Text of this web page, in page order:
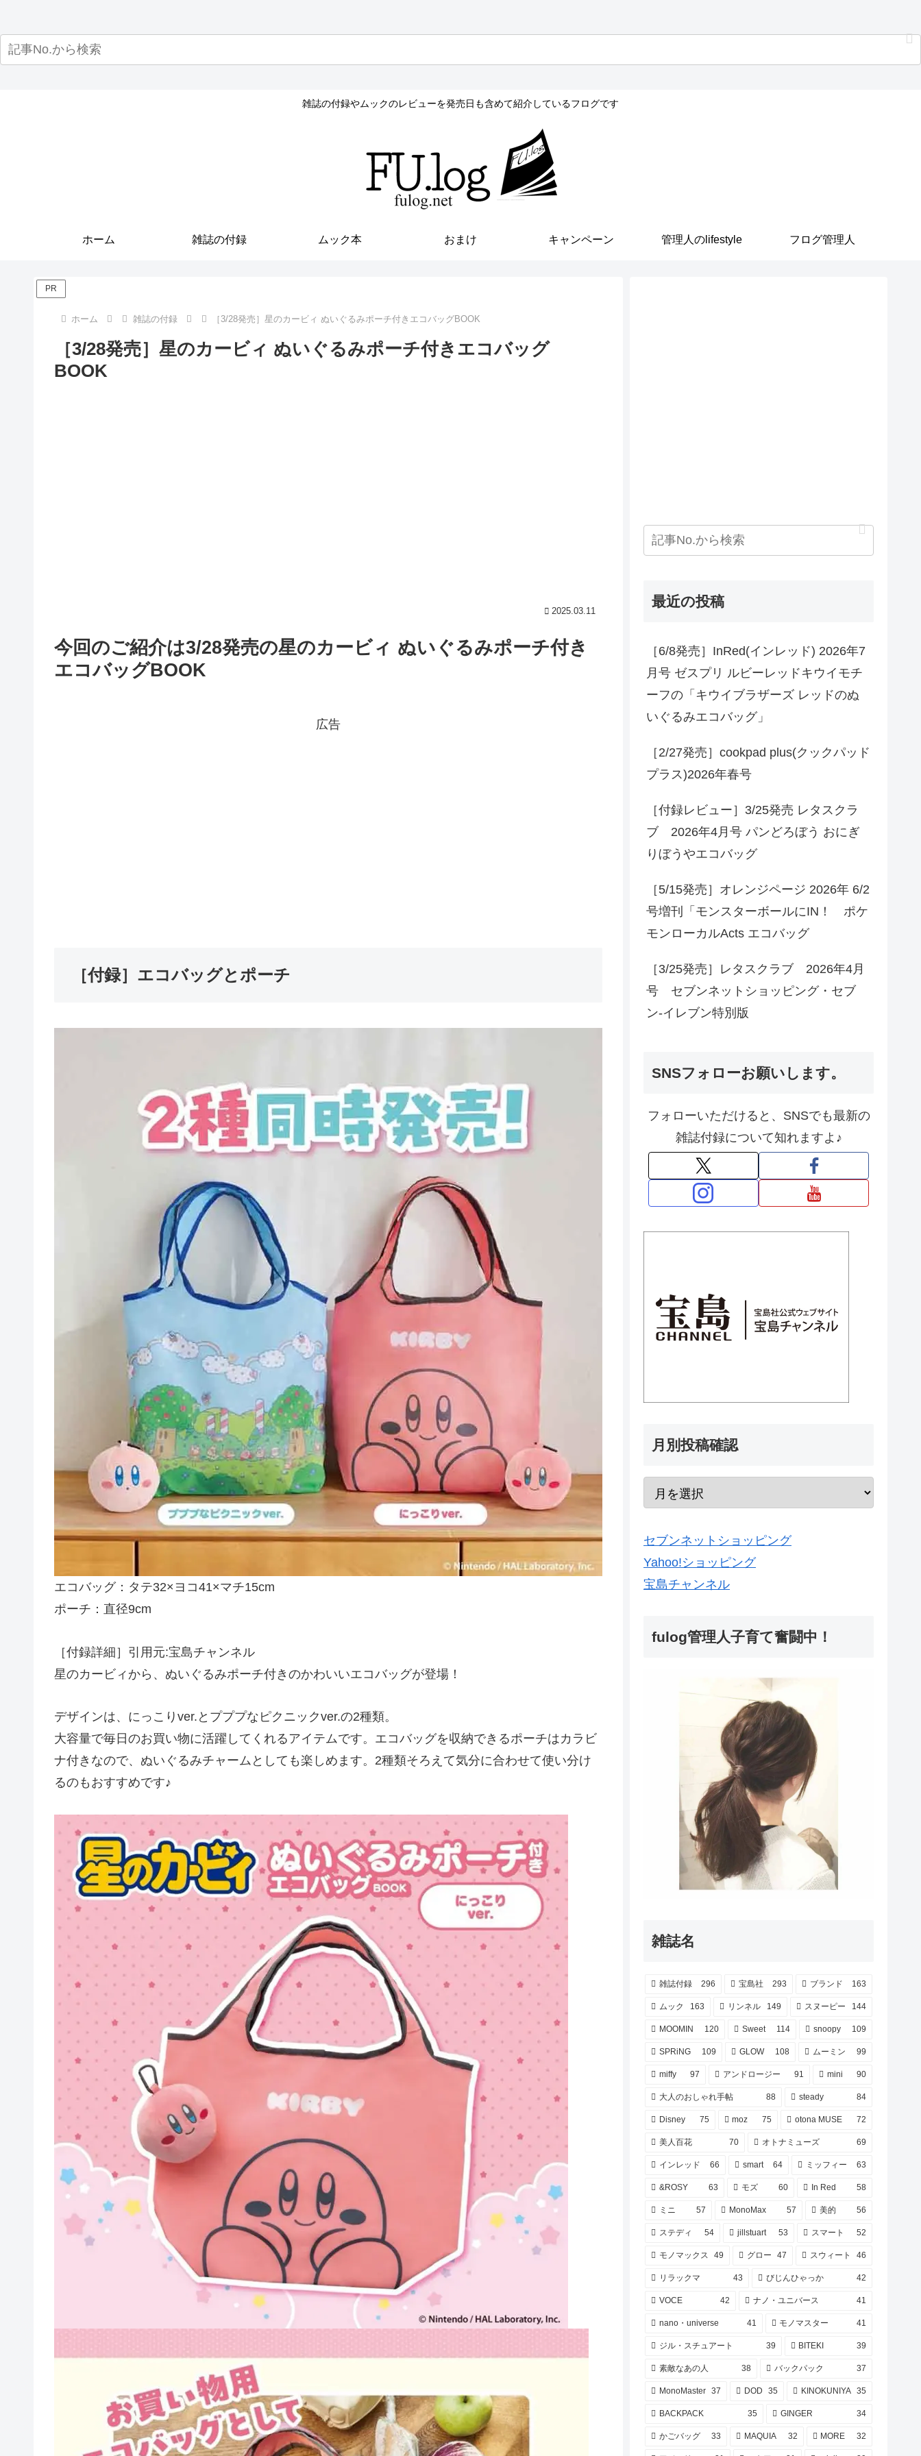
雑誌の付録やムックのレビューを発売日も含めて紹介しているフログです
ホーム 雑誌の付録 ムック本 おまけ キャンペーン 管理人のlifestyle フログ管理人
PR
ホーム 雑誌の付録 ［3/28発売］星のカービィ ぬいぐるみポーチ付きエコバッグBOOK
［3/28発売］星のカービィ ぬいぐるみポーチ付きエコバッグ
BOOK
2025.03.11
今回のご紹介は3/28発売の星のカービィ ぬいぐるみポーチ付き
エコバッグBOOK
広告
［付録］エコバッグとポーチ
エコバッグ：タテ32×ヨコ41×マチ15cm
ポーチ：直径9cm
［付録詳細］引用元:宝島チャンネル
星のカービィから、ぬいぐるみポーチ付きのかわいいエコバッグが登場！
デザインは、にっこりver.とプププなピクニックver.の2種類。
大容量で毎日のお買い物に活躍してくれるアイテムです。エコバッグを収納できるポーチはカラビ
ナ付きなので、ぬいぐるみチャームとしても楽しめます。2種類そろえて気分に合わせて使い分け
るのもおすすめです♪
最近の投稿
［6/8発売］InRed(インレッド) 2026年7
月号 ゼスプリ ルビーレッドキウイモチ
ーフの「キウイブラザーズ レッドのぬ
いぐるみエコバッグ」
［2/27発売］cookpad plus(クックパッド
プラス)2026年春号
［付録レビュー］3/25発売 レタスクラ
ブ 2026年4月号 パンどろぼう おにぎ
りぼうやエコバッグ
［5/15発売］オレンジページ 2026年 6/2
号増刊「モンスターボールにIN！ ポケ
モンローカルActs エコバッグ
［3/25発売］レタスクラブ 2026年4月
号 セブンネットショッピング・セブ
ン‐イレブン特別版
SNSフォローお願いします。
フォローいただけると、SNSでも最新の
雑誌付録について知れますよ♪
月別投稿確認
セブンネットショッピング
Yahoo!ショッピング
宝島チャンネル
fulog管理人子育て奮闘中！
雑誌名
雑誌付録 296 宝島社 293 ブランド 163
ムック 163 リンネル 149 スヌーピー 144
MOOMIN 120 Sweet 114 snoopy 109
SPRiNG 109 GLOW 108 ムーミン 99
miffy 97 アンドロージー 91 mini 90
大人のおしゃれ手帖 88 steady 84
Disney 75 moz 75 otona MUSE 72
美人百花 70 オトナミューズ 69
インレッド 66 smart 64 ミッフィー 63
&ROSY 63 モズ 60 In Red 58
ミニ 57 MonoMax 57 美的 56
ステディ 54 jillstuart 53 スマート 52
モノマックス 49 グロー 47 スウィート 46
リラックマ 43 びじんひゃっか 42
VOCE 42 ナノ・ユニバース 41
nano・universe 41 モノマスター 41
ジル・スチュアート 39 BITEKI 39
素敵なあの人 38 バックパック 37
MonoMaster 37 DOD 35 KINOKUNIYA 35
BACKPACK 35 GINGER 34
かごバッグ 33 MAQUIA 32 MORE 32